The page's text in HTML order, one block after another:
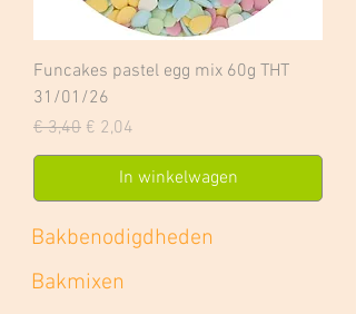
Funcakes pastel egg mix 60g THT
31/01/26
Normale prijs
€ 3,40 Verkoopprijs
€ 2,04
In winkelwagen
Bakbenodigdheden
Bakmixen